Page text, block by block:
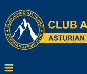
contenido